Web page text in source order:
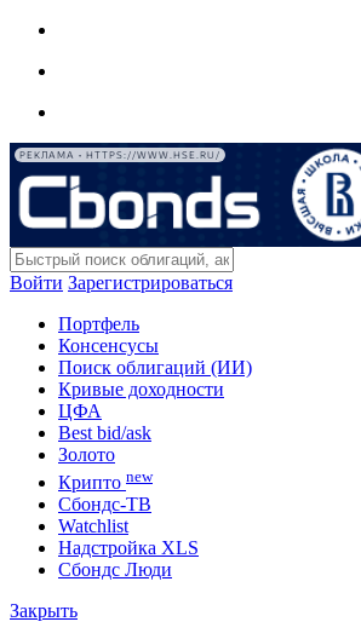
РЕКЛАМА • HTTPS://WWW.HSE.RU/
Войти Зарегистрироваться
Портфель
Консенсусы
Поиск облигаций (ИИ)
Кривые доходности
ЦФА
Best bid/ask
Золото
Крипто new
Сбондс-ТВ
Watchlist
Надстройка XLS
Сбондс Люди
Закрыть